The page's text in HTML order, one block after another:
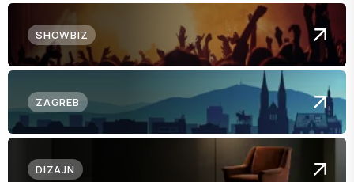
SHOWBIZ
ZAGREB
DIZAJN